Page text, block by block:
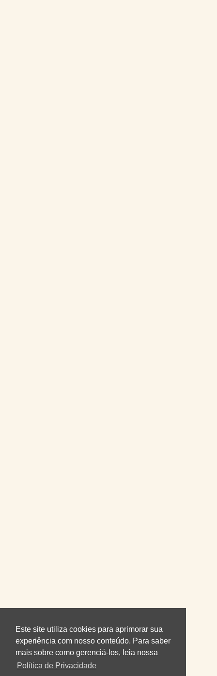
Este site utiliza cookies para aprimorar sua
experiência com nosso conteúdo. Para saber
mais sobre como gerenciá-los, leia nossa
Política de Privacidade